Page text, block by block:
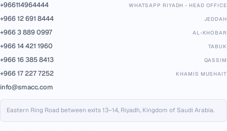
+966114964444 WHATSAPP RIYADH - HEAD OFFICE
+966 12 691 8444 JEDDAH
+966 3 889 0997 AL-KHOBAR
+966 14 421 1960 TABUK
+966 16 385 8413 QASSIM
+966 17 227 7252 KHAMIS MUSHAIT
info@smacc.com
Eastern Ring Road between exits 13–14, Riyadh, Kingdom of Saudi Arabia.